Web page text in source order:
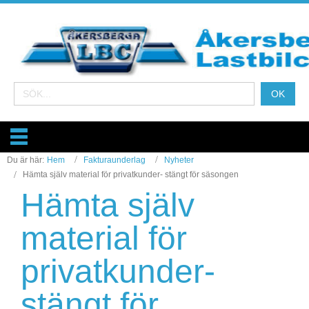
Du är här: Hem Fakturaunderlag
Nyheter
Hämta själv material för privatkunder- stängt för säsongen
Hämta själv
material för
privatkunder-